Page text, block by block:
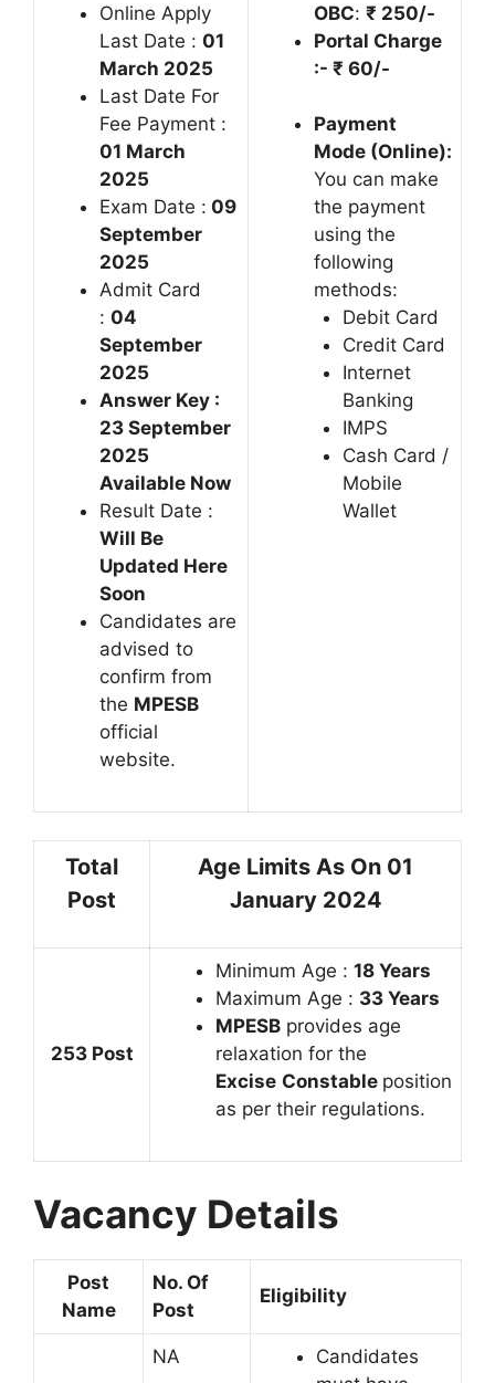
Online Apply
Last Date : 01
March 2025
Last Date For
Fee Payment :
01 March
2025
Exam Date : 09
September
2025
Admit Card
: 04
September
2025
Answer Key :
23 September
2025
Available Now
Result Date :
Will Be
Updated Here
Soon
Candidates are
advised to
confirm from
the MPESB
official
website.
OBC: ₹ 250/-
Portal Charge
:- ₹ 60/-
Payment
Mode (Online):
You can make
the payment
using the
following
methods:
Debit Card
Credit Card
Internet
Banking
IMPS
Cash Card /
Mobile
Wallet
Total
Post
Age Limits As On 01
January 2024
253 Post
Minimum Age : 18 Years
Maximum Age : 33 Years
MPESB provides age
relaxation for the
Excise Constable position
as per their regulations.
Vacancy Details
Post
Name
No. Of
Post
Eligibility
NA
Candidates